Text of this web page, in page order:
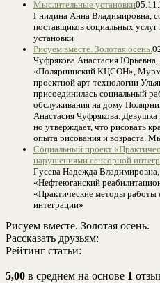
Мыслительные установки
Гнидина Анна Владимировна,
поставщиков социальных
установки
Рисуем вместе. Золотая осень.
Чуфрякова Анастасия
«Полярнинский КЦСОН»,
проектной арт-технологии
присоединилась социальный
обслуживания на дому
Анастасия Чуфрякова. Девушка
но утверждает, что рисовать
опыта рисования и возраста.
Социальный проект
нарушениями сенсорной
Гусева Надежда
«Нефтеюганский
«Практические методы
интеграции»
Рисуем вместе. Золотая осень.
Рассказать друзьям:
Рейтинг статьи:
5,00 в среднем на основе 1